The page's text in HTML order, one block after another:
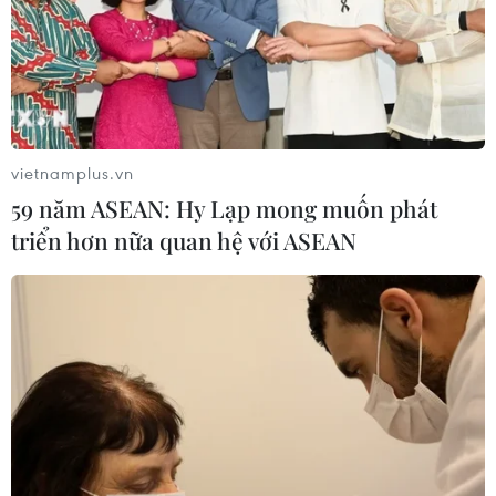
thực phẩm chế biến không rõ nguồn gốc
Quảng Ninh chấm dứt cơ sở giết mổ động vật
không đủ điều kiện trước 31/10
TIN LIÊN QUAN
vietnamplus.vn
59 năm ASEAN: Hy Lạp mong muốn phát
triển hơn nữa quan hệ với ASEAN